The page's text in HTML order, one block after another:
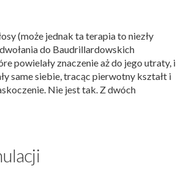
(może jednak ta terapia to niezły
do Baudrillardowskich
powielały znaczenie aż do jego utraty, i
same siebie, tracąc pierwotny kształt i
Nie jest tak. Z dwóch